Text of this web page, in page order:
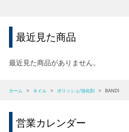
最近見た商品
最近見た商品がありません。
ホーム > ネイル > ポリッシュ/強化剤 > BANDI
営業カレンダー